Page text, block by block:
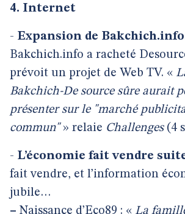
4. Internet
- Expansion de
Bakchich.info a racheté
prévoit un projet de Web TV. «
Bakchich-De source sûre aurait
présenter sur le "marché
commun"» relaie Challenges(4
- L’économie fait vendre
fait vendre, et l’information
jubile…
– Naissance d’Eco89 : « La